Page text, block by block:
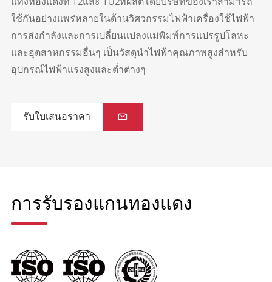
ใช้กันอย่างแพร่หลายในด้านวิศวกรรมไฟฟ้าเครื่องใช้ไฟฟ้า
การส่งกำลังและการเปลี่ยนแปลงแม่พิมพ์การแปรรูปโลหะ
และอุตสาหกรรมอื่นๆ เป็นวัสดุนำไฟฟ้าคุณภาพสูงสำหรับ
อุปกรณ์ไฟฟ้าแรงสูงและต่ำต่างๆ
รับใบเสนอราคา 
การรับรองแกนทองแดง